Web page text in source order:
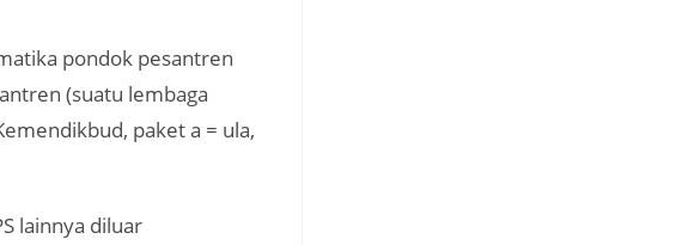
pondok pesantren
(suatu lembaga
paket a = ula,
lainnya diluar